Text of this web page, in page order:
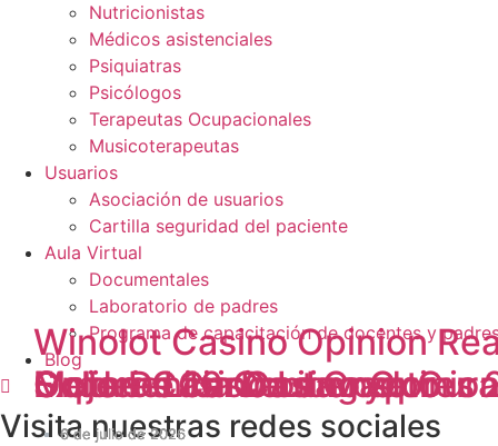
Nutricionistas
Médicos asistenciales
Psiquiatras
Psicólogos
Terapeutas Ocupacionales
Musicoterapeutas
Usuarios
Asociación de usuarios
Cartilla seguridad del paciente
Aula Virtual
Documentales
Laboratorio de padres
Programa de capacitación de docentes y
Blog
Visita nuestras redes sociales
Winolot Casino Opinion
Experiencia De Jugadores
6 de julio de 2026
Golden Lion Casino
6 de julio de 2026
Online Casino License
6 de julio de 2026
Slots De 10 Centavos
6 de julio de 2026
Mejores Casinos Crypto
6 de julio de 2026